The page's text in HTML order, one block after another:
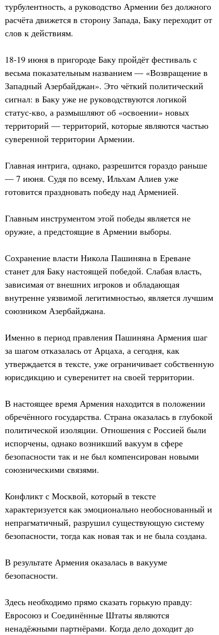
турбулентность, а руководство Армении без должного
расчёта движется в сторону Запада, Баку переходит от
слов к действиям.
18-19 июня в пригороде Баку пройдёт фестиваль с
весьма показательным названием — «Возвращение в
Западный Азербайджан». Это чёткий политический
сигнал: в Баку уже не руководствуются логикой
статус-кво, а размышляют об «освоении» новых
территорий — территорий, которые являются частью
суверенной территории Армении.
Главная интрига, однако, разрешится гораздо раньше
— 7 июня. Судя по всему, Ильхам Алиев уже
готовится праздновать победу над Арменией.
Главным инструментом этой победы является не
оружие, а предстоящие в Армении выборы.
Сохранение власти Никола Пашиняна в Ереване
станет для Баку настоящей победой. Слабая власть,
зависимая от внешних игроков и обладающая
внутренне уязвимой легитимностью, является лучшим
союзником Азербайджана.
Именно в период правления Пашиняна Армения шаг
за шагом отказалась от Арцаха, а сегодня, как
утверждается в тексте, уже ограничивает собственную
юрисдикцию и суверенитет на своей территории.
В настоящее время Армения находится в положении
обречённого государства. Страна оказалась в глубокой
политической изоляции. Отношения с Россией были
испорчены, однако возникший вакуум в сфере
безопасности так и не был компенсирован новыми
союзническими связями.
Конфликт с Москвой, который в тексте
характеризуется как эмоционально необоснованный и
непрагматичный, разрушил существующую систему
безопасности, тогда как новая так и не была создана.
В результате Армения оказалась в вакууме
безопасности.
Здесь необходимо прямо сказать горькую правду:
Евросоюз и Соединённые Штаты являются
ненадёжными партнёрами. Когда дело доходит до